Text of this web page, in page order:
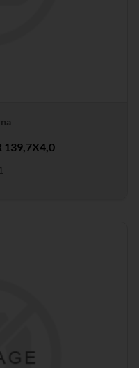
139,7X4,0